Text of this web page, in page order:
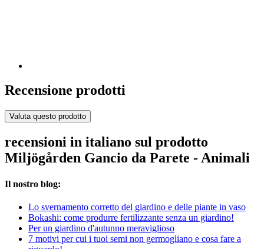
Recensione prodotti
Valuta questo prodotto
recensioni in italiano sul prodotto
Miljögården Gancio da Parete - Animali
Il nostro blog:
Lo svernamento corretto del giardino e delle piante in vaso
Bokashi: come produrre fertilizzante senza un giardino!
Per un giardino d'autunno meraviglioso
7 motivi per cui i tuoi semi non germogliano e cosa fare a